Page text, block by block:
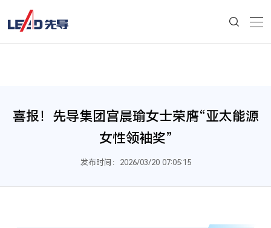
喜报！先导集团宫晨瑜女士荣膺“亚太能源
女性领袖奖”
发布时间：2026/03/20 07:05:15